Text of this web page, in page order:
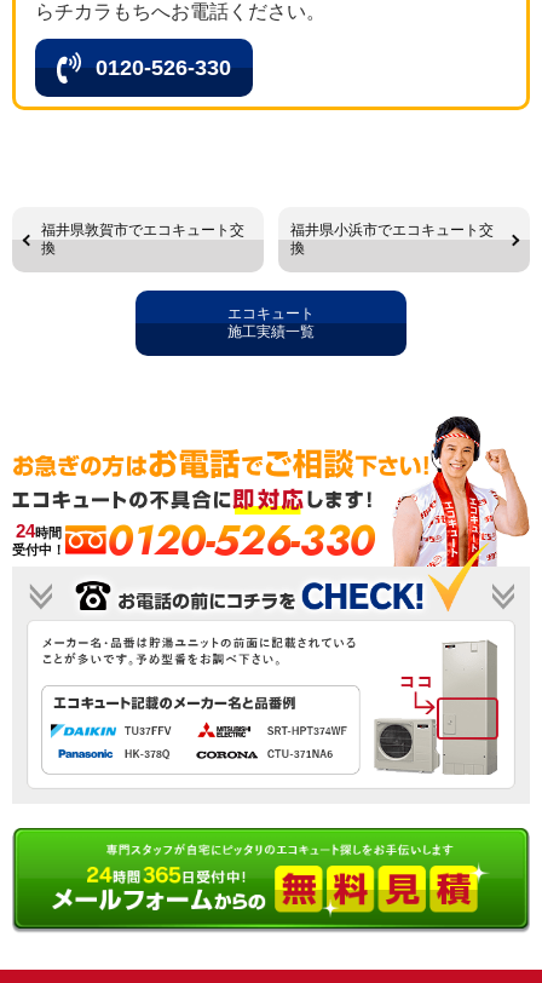
らチカラもちへお電話ください。
0120-526-330
福井県敦賀市でエコキュート交
換
福井県小浜市でエコキュート交
換
エコキュート
施工実績一覧
24時間
受付中！
0120-526-330